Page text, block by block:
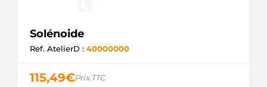
Solénoide
Ref. AtelierD : 40000000
115,49€Prix TTC